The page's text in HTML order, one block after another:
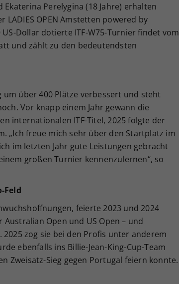
Perelygina (18 Jahre) erhalten
OPEN Amstetten powered by
Dollar dotierte ITF-W75-Turnier findet vom
und zählt zu den bedeutendsten
um über 400 Plätze verbessert und steht
Vor knapp einem Jahr gewann die
internationalen ITF-Titel, 2025 folgte der
„Ich freue mich sehr über den Startplatz im
im letzten Jahr gute Leistungen gebracht
großen Turnier kennenzulernen“, so
Feld
feierte 2023 und 2024
Open und US Open – und
2025 zog sie bei den Profis unter anderem
ebenfalls ins Billie-Jean-King-Cup-Team
Zweisatz-Sieg gegen Portugal feiern konnte.